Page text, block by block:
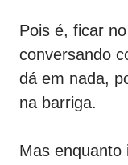
Pois é, ficar
conversando
dá em nada,
na barriga.
Mas